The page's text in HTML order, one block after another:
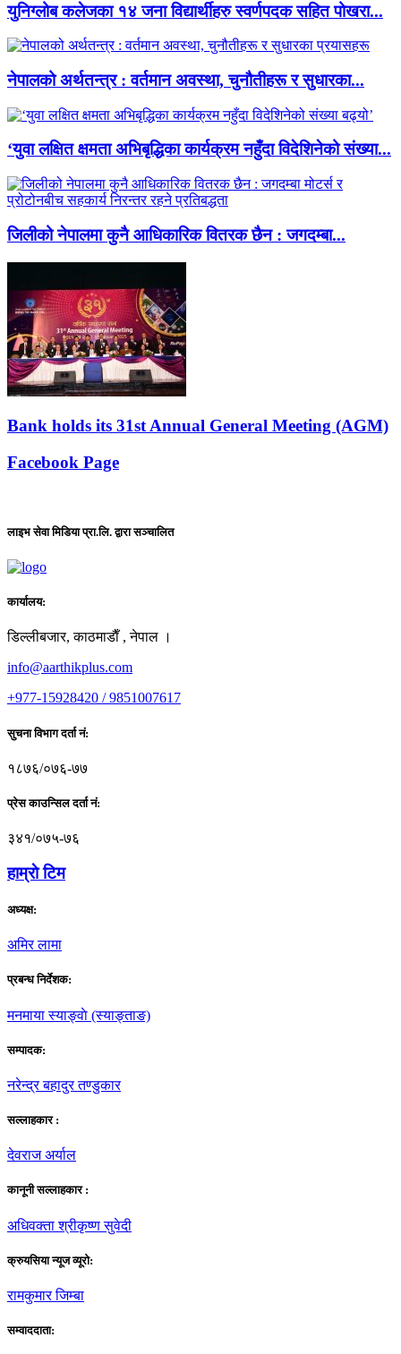
युनिग्लोब कलेजका १४ जना विद्यार्थीहरु स्वर्णपदक सहित पोखरा...
नेपालको अर्थतन्त्र : वर्तमान अवस्था, चुनौतीहरू र सुधारका...
‘युवा लक्षित क्षमता अभिबृद्धिका कार्यक्रम नहुँदा विदेशिनेको संख्या...
जिलीको नेपालमा कुनै आधिकारिक वितरक छैन : जगदम्बा...
Bank holds its 31st Annual General Meeting (AGM)
Facebook Page
लाइभ सेवा मिडिया प्रा.लि. द्वारा सञ्चालित
कार्यालय:
डिल्लीबजार, काठमाडाैँ , नेपाल ।
info@aarthikplus.com
+977-15928420 / 9851007617
सुचना विभाग दर्ता नं:
१८७६/०७६-७७
प्रेस काउन्सिल दर्ता नं:
३४१/०७५-७६
हाम्राे टिम
अध्यक्ष:
अमिर लामा
प्रबन्ध निर्देशक:
मनमाया स्याङ्वाे (स्याङ्ताङ)
सम्पादक:
नरेन्द्र बहादुर तण्डुकार
सल्लाहकार :
देवराज अर्याल
कानूनी सल्लाहकार :
अधिवक्ता श्रीकृष्ण सुवेदी
क्रुयसिया न्यूज व्यूराे:
रामकुमार जिम्बा
सम्वाददाता: